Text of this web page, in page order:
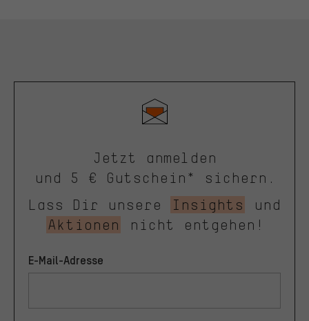
Jetzt anmelden
und 5 € Gutschein* sichern.
Lass Dir unsere
Insights
und
Aktionen
nicht entgehen!
E-Mail-Adresse